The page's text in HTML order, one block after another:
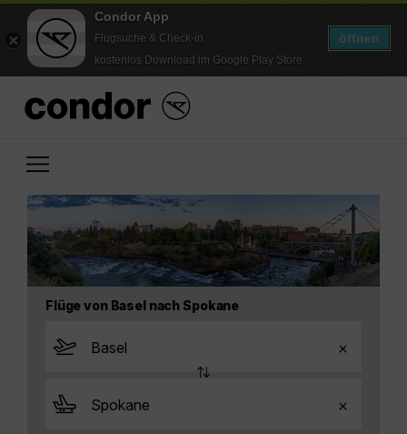
Condor App
Flugsuche & Check-in
kostenlos Download im Google Play Store
öffnen
Flüge von Basel nach Spokane